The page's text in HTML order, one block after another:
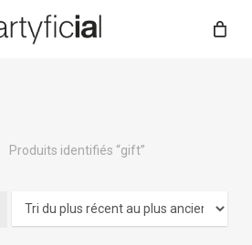
Produits identifiés “gift”